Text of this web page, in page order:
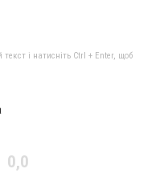
і натисніть Ctrl + Enter, щоб
0,0